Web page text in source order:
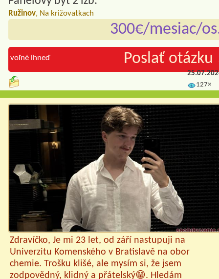
Ružinov, Na križovatkach
300€/mesiac/
voľné ihneď Poslať otázku
127×
Zdravíčko, Je mi 23 let, od září nastupuji na
Univerzitu Komenského v Bratislavě na obor
chemie. Trošku klišé, ale mysím si, že jsem
zodpovědný, klidný a přátelský😁. Hledám